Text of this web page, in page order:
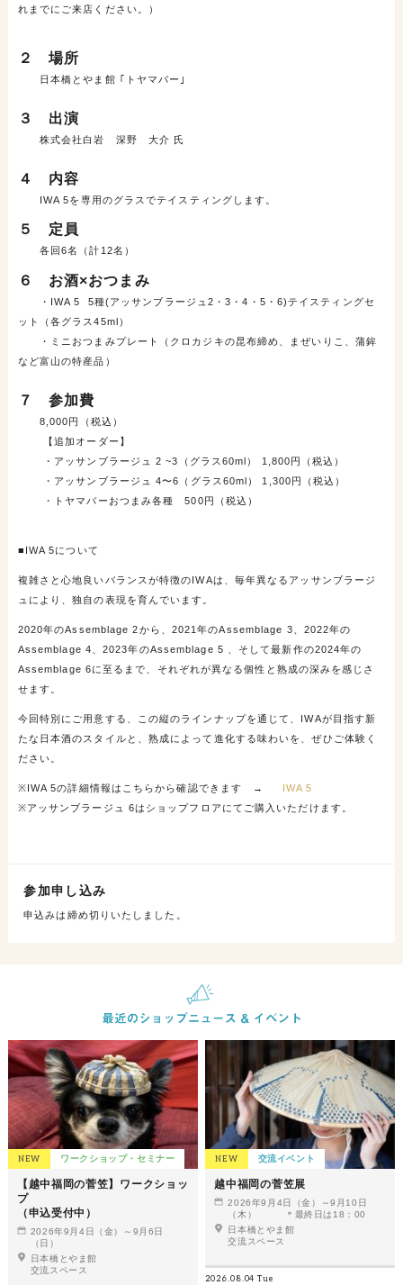
れまでにご来店ください。）
２ 場所
日本橋とやま館 ｢トヤマバー｣
３ 出演
株式会社白岩 深野 大介 氏
４ 内容
IWA 5を専用のグラスでテイスティングします。
５ 定員
各回6名（計12名）
６ お酒×おつまみ
・ IWA 5 5種(アッサンブラージュ 2 ・3 ・4 ・ 5・6)テイスティングセ
ット（各グラス45ml ）
・ミニおつまみプレート（クロカジキの昆布締め、まぜいりこ、蒲鉾
など富山の特産品）
７ 参加費
8,000円（税込）
【追加オーダー】
・アッサンブラージュ2 ~3（グラス60ml） 1,800円（税込）
・アッサンブラージュ 4〜6
（グラス60ml） 1,300円（税込）
・トヤマバーおつまみ各種500円（税込）
■IWA 5について
複雑さと心地良いバランスが特徴のIWAは、毎年異なるアッサンブラージ
ュにより、独自の表現を育んでいます。
2020年のAssemblage 2から、2021年のAssemblage 3、2022年の
Assemblage 4、2023年のAssemblage 5 、そして最新作の2024年の
Assemblage 6に至るまで、それぞれが異なる個性と熟成の深みを感じさ
せます。
今回特別にご用意する、この縦のラインナップを通じて、IWAが目指す新
たな日本酒のスタイルと、熟成によって進化する味わいを、ぜひご体験く
ださい。
※IWA 5の詳細情報はこちらから確認できます →
IWA 5
※アッサンブラージュ 6はショップフロアにてご購入いただけます。
参加申し込み
申込みは締め切りいたしました。
NEW ワークショップ・セミナー
【越中福岡の菅笠】ワークショッ
プ
（申込受付中）
2026年9月4日（金）～9月6日
（日）
日本橋とやま館
交流スペース
NEW 交流イベント
越中福岡の菅笠展
2026年9月4日（金）～9月10日
（木） ＊最終日は18：00
日本橋とやま館
交流スペース
2026.08.04 Tue